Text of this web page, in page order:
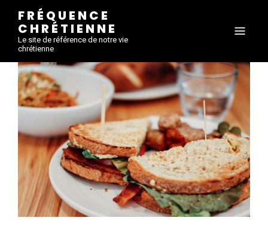
FRÉQUENCE
CHRÉTIENNE
Le site de référence de notre vie
chrétienne